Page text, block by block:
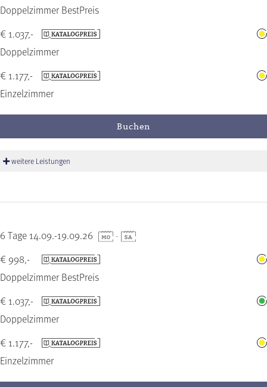
Doppelzimmer BestPreis
Doppelzimmer
€ 1.037,-
Einzelzimmer
€ 1.177,-
Buchen
weitere Leistungen
6 Tage 14.09.-19.09.26 -
Doppelzimmer BestPreis
€ 998,-
Doppelzimmer
€ 1.037,-
Einzelzimmer
€ 1.177,-